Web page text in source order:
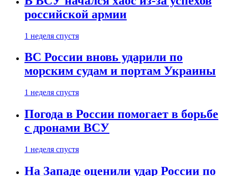
российской армии
1 неделя спустя
ВС России вновь ударили по
морским судам и портам Украины
1 неделя спустя
Погода в России помогает в борьбе
с дронами ВСУ
1 неделя спустя
На Западе оценили удар России по